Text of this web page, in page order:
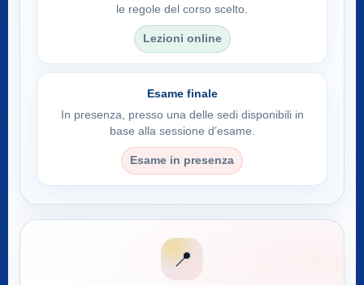
le regole del corso scelto.
Lezioni online
Esame finale
In presenza, presso una delle sedi disponibili in
base alla sessione d’esame.
Esame in presenza
📍